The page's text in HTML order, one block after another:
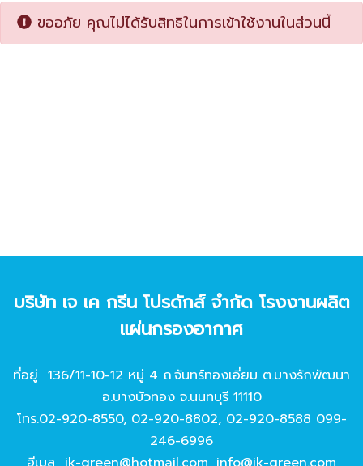
ขออภัย คุณไม่ได้รับสิทธิในการเข้าใช้งานในส่วนนี้
บริษัท เจ เค กรีน โปรดักส์ จํากัด โรงงานผลิต
แผ่นกรองอากาศ
ที่อยู่ 136/11-10-12 หมู่ 4 ถ.จันทร์ทองเอี่ยม ต.บางรักพัฒนา
อ.บางบัวทอง จ.นนทบุรี 11110
โทร.02-920-8550, 02-920-8802, 02-920-8588 099-
246-6996